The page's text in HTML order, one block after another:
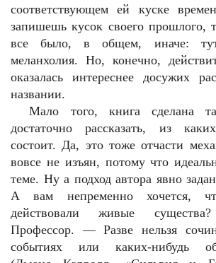
соответствующем ей куске
запишешь кусок своего прошлого,
все было, в общем, иначе:
меланхолия. Но, конечно,
оказалась интереснее досужих
названии.
Мало того, книга сделана
достаточно рассказать, из
состоит. Да, это тоже отчасти
вовсе не изъян, потому что
теме. Ну а подход автора явно
А вам непременно хочется,
действовали живые
Профессор. — Разве нельзя
событиях или каких-нибудь